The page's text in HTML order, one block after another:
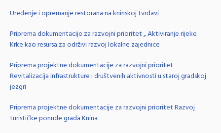
Uređenje i opremanje restorana na kninskoj tvrđavi
Priprema dokumentacije za razvojni prioritet „ Aktiviranje rijeke
Krke kao resursa za održivi razvoj lokalne zajednice
Priprema projektne dokumentacije za razvojni prioritet
Revitalizacija infrastrukture i društvenih aktivnosti u staroj gradskoj
jezgri
Priprema projektne dokumentacije za razvojni prioritet Razvoj
turističke ponude grada Knina